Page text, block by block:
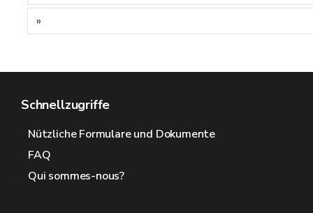
»
Schnellzugriffe
Nützliche Formulare und Dokumente
FAQ
Qui sommes-nous?